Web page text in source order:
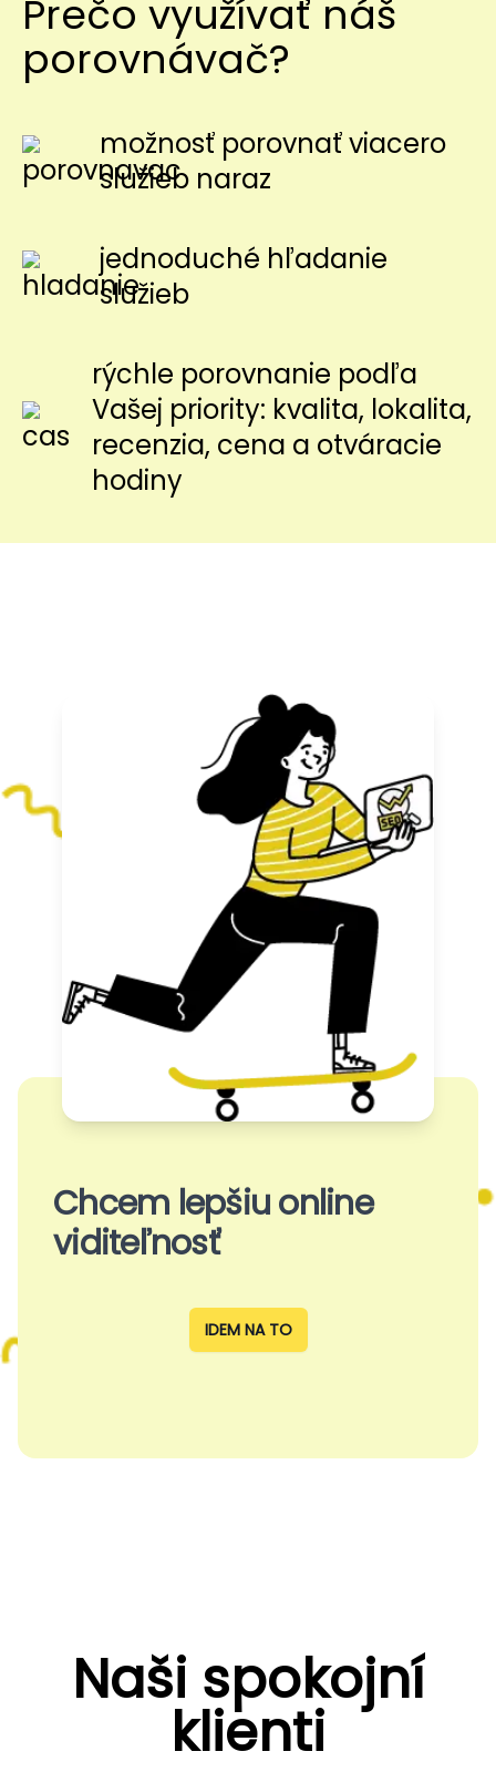
Prečo využívať náš
porovnávač?
možnosť porovnať viacero
služieb naraz
jednoduché hľadanie
služieb
rýchle porovnanie podľa
Vašej priority: kvalita, lokalita,
recenzia, cena a otváracie
hodiny
Chcem lepšiu online
viditeľnosť
IDEM NA TO
Naši spokojní
klienti